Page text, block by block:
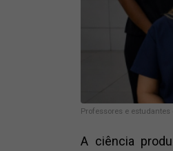
Professores e
A ciência